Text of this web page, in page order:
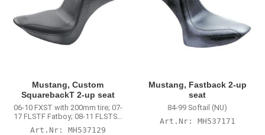
Mustang, Custom
SquarebackT 2-up seat
06-10 FXST with 200mm tire; 07-
17 FLSTF Fatboy; 08-11 FLSTSB
Crossbones (NU)
MH537129
Mustang, Fastback 2-up
seat
84-99 Softail (NU)
MH537171